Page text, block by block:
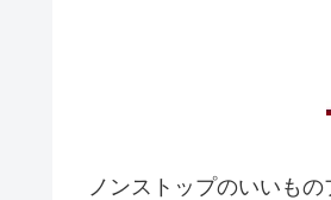
ノンストップのいいも